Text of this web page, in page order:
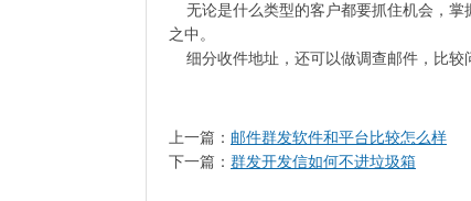
无论是什么类型的客户都要抓住机会，掌
之中。
细分收件地址，还可以做调查邮件，比较
上一篇： 邮件群发软件和平台比较怎么样
下一篇： 群发开发信如何不进垃圾箱